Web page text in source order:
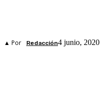
▲ Por Redacción4 junio, 2020